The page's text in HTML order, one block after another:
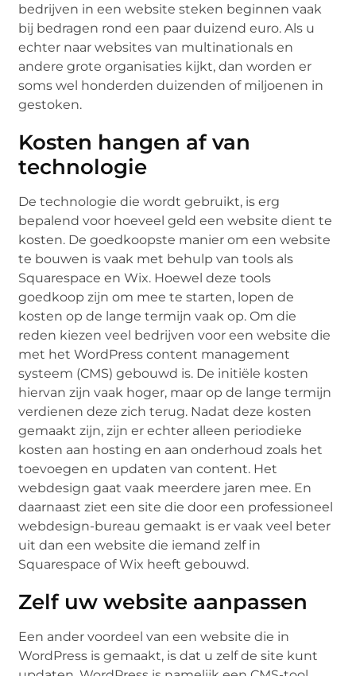
bedrijven in een website steken beginnen vaak
bij bedragen rond een paar duizend euro. Als u
echter naar websites van multinationals en
andere grote organisaties kijkt, dan worden er
soms wel honderden duizenden of miljoenen in
gestoken.
Kosten hangen af van
technologie
De technologie die wordt gebruikt, is erg
bepalend voor hoeveel geld een website dient te
kosten. De goedkoopste manier om een website
te bouwen is vaak met behulp van tools als
Squarespace en Wix. Hoewel deze tools
goedkoop zijn om mee te starten, lopen de
kosten op de lange termijn vaak op. Om die
reden kiezen veel bedrijven voor een website die
met het WordPress content management
systeem (CMS) gebouwd is. De initiële kosten
hiervan zijn vaak hoger, maar op de lange termijn
verdienen deze zich terug. Nadat deze kosten
gemaakt zijn, zijn er echter alleen periodieke
kosten aan hosting en aan onderhoud zoals het
toevoegen en updaten van content. Het
webdesign gaat vaak meerdere jaren mee. En
daarnaast ziet een site die door een professioneel
webdesign-bureau gemaakt is er vaak veel beter
uit dan een website die iemand zelf in
Squarespace of Wix heeft gebouwd.
Zelf uw website aanpassen
Een ander voordeel van een website die in
WordPress is gemaakt, is dat u zelf de site kunt